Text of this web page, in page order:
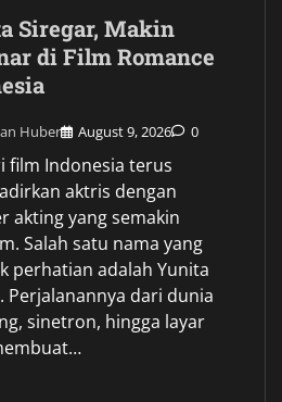
Siregar, Makin
di Film Romance
Huber August 9, 2026 0
film Indonesia terus
aktris dengan
akting yang semakin
Salah satu nama yang
perhatian adalah Yunita
Perjalanannya dari dunia
sinetron, hingga layar